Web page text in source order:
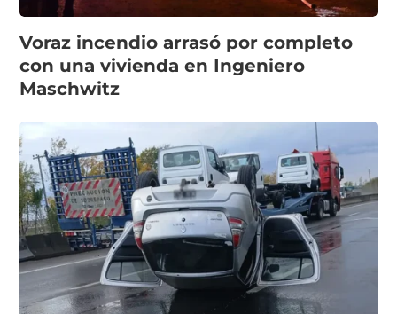
Voraz incendio arrasó por completo
con una vivienda en Ingeniero
Maschwitz